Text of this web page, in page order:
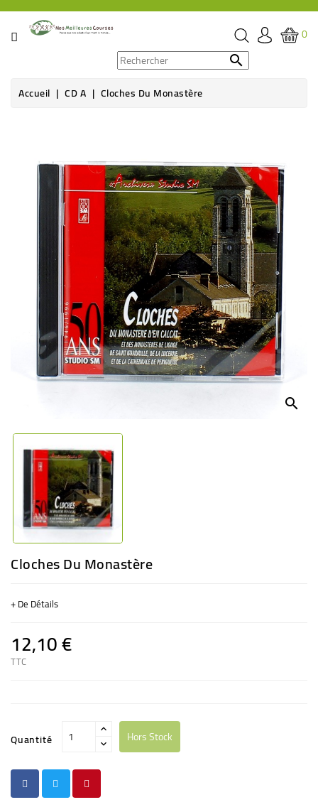
CATÉGORIE
ÉPICERIE
BOISSON
HYGIÈNE
SOINS
SANTÉ
BIEN-
ÊTRE
BÉBÉ
CULTUREL
0

Accueil CD A
Cloches Du Monastère
search
Cloches Du Monastère
+ De Détails
12,10 €
TTC
Quantité Hors Stock